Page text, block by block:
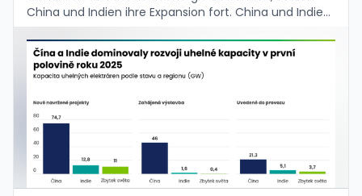
China und Indien ihre Expansion fort. China und Indien
Kohlekapazität in der ersten …